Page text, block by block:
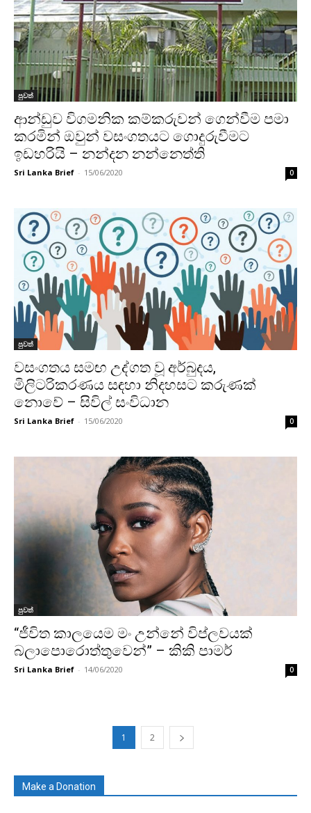
පුවත්
ආන්ඩුව විගමනික කම්කරුවන් ගෙන්වීම පමා
කරමින් ඔවුන් වසංගතයට ගොදුරුවීමට
ඉඩහරියි – නන්දන නන්නෙත්ති
Sri Lanka Brief - 15/06/2020 0
පුවත්
වසංගතය සමඟ උද්ගත වූ අර්බුදය,
මිලිටරිකරණය සඳහා නිදහසට කරුණක්
නොවේ – සිවිල් සංවිධාන
Sri Lanka Brief - 15/06/2020 0
පුවත්
“ජීවිත කාලයෙම මං උන්නේ විප්ලවයක්
බලාපොරොත්තුවෙන්” – කිකි පාමර්
Sri Lanka Brief - 14/06/2020 0
1 2
Make a Donation